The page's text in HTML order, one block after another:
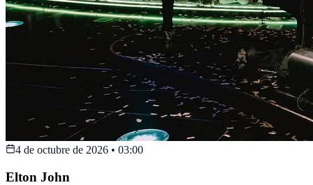
4 de octubre de 2026 • 03:00
Elton John